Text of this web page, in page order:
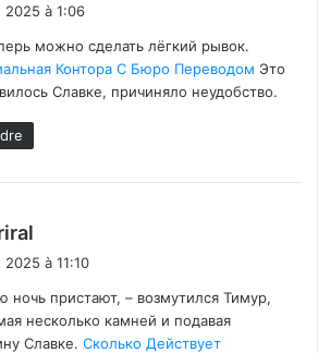
:
2025 à 1:06
можно сделать лёгкий рывок.
Контора С Бюро Переводом Это
Славке, причиняло неудобство.
:
2025 à 11:10
ночь пристают, – возмутился Тимур,
несколько камней и подавая
Славке. Сколько Действует